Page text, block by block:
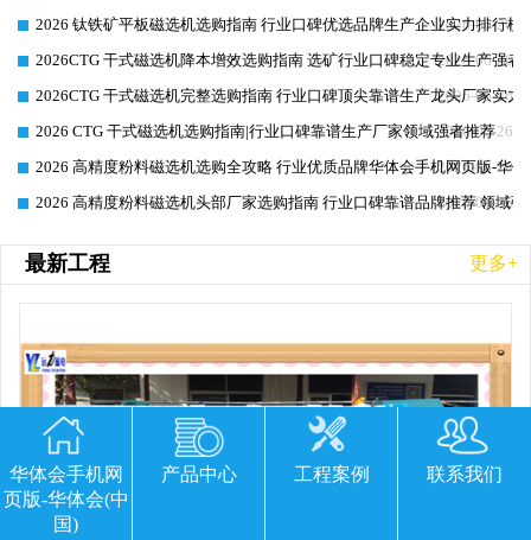
2026-06-26
2026 钛铁矿平板磁选机选购指南 行业口碑优选品牌生产企业实力排行榜
2026-06-26
2026CTG 干式磁选机降本增效选购指南 选矿行业口碑稳定专业生产强者
2026-06-26
2026CTG 干式磁选机完整选购指南 行业口碑顶尖靠谱生产龙头厂家实力
2026-06-26
2026 CTG 干式磁选机选购指南|行业口碑靠谱生产厂家领域强者推荐
2026-06-26
2026 高精度粉料磁选机选购全攻略 行业优质品牌华体会手机网页版-华
2026-06-26
2026 高精度粉料磁选机头部厂家选购指南 行业口碑靠谱品牌推荐 领域
最新工程 更多+
华体会手机网
页版-华体会(中
国)
产品中心 工程案例 联系我们